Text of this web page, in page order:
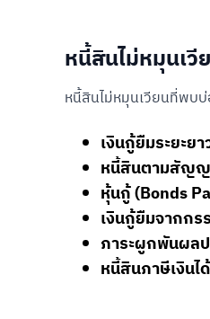
หนี้สินไม่หมุนเวี
หนี้สินไม่หมุนเวียนที่พบบ่
เงินกู้ยืมระยะย
หนี้สินตามสัญญ
หุ้นกู้ (Bonds
เงินกู้ยืมจากก
ภาระผูกพันผล
หนี้สินภาษีเงิน